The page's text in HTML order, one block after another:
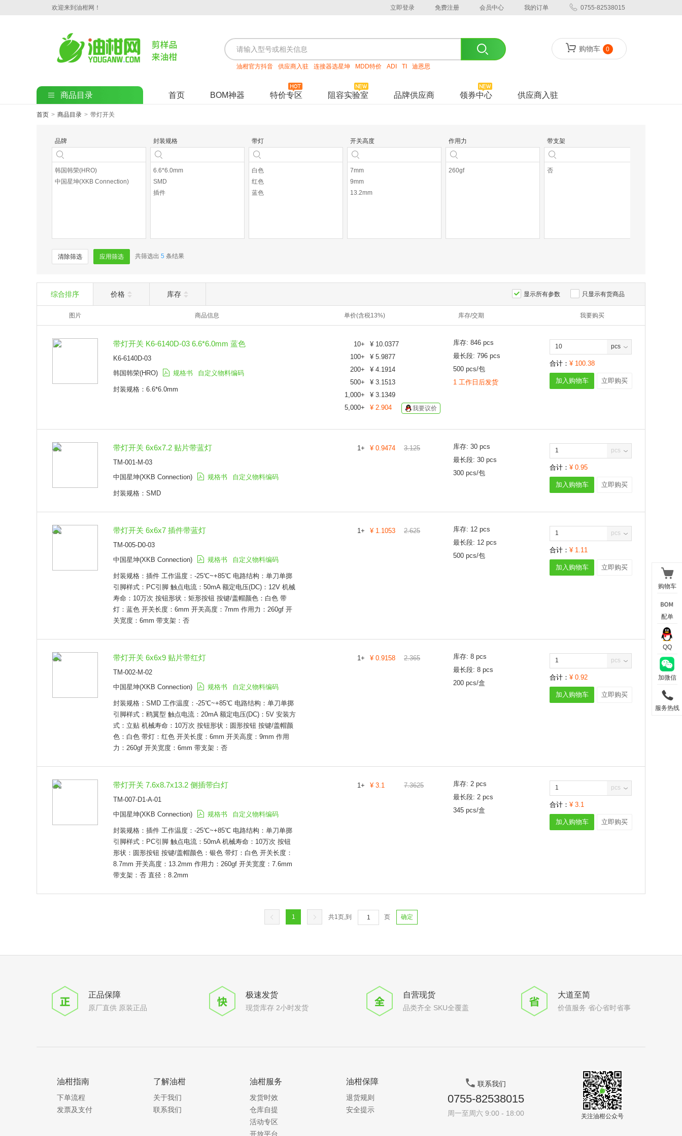
欢迎来到油柑网！ 立即登录 免费注册 会员中心 我的订单 0755-82538015
油柑官方抖音 供应商入驻 连接器选星坤 MDD特价 ADI TI 迪恩思
购物车 0
商品目录 首页 BOM神器 特价专区 阻容实验室 品牌供应商 领券中心 供应商入驻
首页 > 商品目录 > 带灯开关
品牌
韩国韩荣(HRO)
中国星坤(XKB Connection)
封装规格
6.6*6.0mm
SMD
插件
带灯
白色
红色
蓝色
开关高度
7mm
9mm
13.2mm
作用力
260gf
带支架
否
清除筛选 应用筛选 共筛选出 5 条结果
综合排序 价格 库存 显示所有参数 只显示有货商品
图片 商品信息 单价(含税13%) 库存/交期 我要购买
带灯开关 K6-6140D-03 6.6*6.0mm 蓝色
K6-6140D-03
韩国韩荣(HRO)
规格书 自定义物料编码
封装规格：6.6*6.0mm
10+ ¥ 10.0377
100+ ¥ 5.9877
200+ ¥ 4.1914
500+ ¥ 3.1513
1,000+ ¥ 3.1349
5,000+ ¥ 2.904 我要议价
库存: 846 pcs
最长段: 796 pcs
500 pcs/包
1 工作日后发货
pcs
合计： ¥ 100.38
加入购物车 立即购买
带灯开关 6x6x7.2 贴片带蓝灯
TM-001-M-03
中国星坤(XKB Connection)
规格书 自定义物料编码
封装规格：SMD
1+ ¥ 0.9474 3.125 库存: 30 pcs
最长段: 30 pcs
300 pcs/包
pcs
合计： ¥ 0.95
加入购物车 立即购买
带灯开关 6x6x7 插件带蓝灯
TM-005-D0-03
中国星坤(XKB Connection)
规格书 自定义物料编码
封装规格：插件 工作温度：-25℃~+85℃ 电路结构：单刀单掷
引脚样式：PC引脚 触点电流：50mA 额定电压(DC)：12V 机械
寿命：10万次 按钮形状：矩形按钮 按键/盖帽颜色：白色 带
灯：蓝色 开关长度：6mm 开关高度：7mm 作用力：260gf 开
关宽度：6mm 带支架：否
1+ ¥ 1.1053 2.625 库存: 12 pcs
最长段: 12 pcs
500 pcs/包
pcs
合计： ¥ 1.11
加入购物车 立即购买
带灯开关 6x6x9 贴片带红灯
TM-002-M-02
中国星坤(XKB Connection)
规格书 自定义物料编码
封装规格：SMD 工作温度：-25℃~+85℃ 电路结构：单刀单掷
引脚样式：鸥翼型 触点电流：20mA 额定电压(DC)：5V 安装方
式：立贴 机械寿命：10万次 按钮形状：圆形按钮 按键/盖帽颜
色：白色 带灯：红色 开关长度：6mm 开关高度：9mm 作用
力：260gf 开关宽度：6mm 带支架：否
1+ ¥ 0.9158 2.365 库存: 8 pcs
最长段: 8 pcs
200 pcs/盒
pcs
合计： ¥ 0.92
加入购物车 立即购买
带灯开关 7.6x8.7x13.2 侧插带白灯
TM-007-D1-A-01
中国星坤(XKB Connection)
规格书 自定义物料编码
封装规格：插件 工作温度：-25℃~+85℃ 电路结构：单刀单掷
引脚样式：PC引脚 触点电流：50mA 机械寿命：10万次 按钮
形状：圆形按钮 按键/盖帽颜色：银色 带灯：白色 开关长度：
8.7mm 开关高度：13.2mm 作用力：260gf 开关宽度：7.6mm
带支架：否 直径：8.2mm
1+ ¥ 3.1 7.3625 库存: 2 pcs
最长段: 2 pcs
345 pcs/盒
pcs
合计： ¥ 3.1
加入购物车 立即购买
1 共1页,到 页 确定
正品保障
原厂直供 原装正品
极速发货
现货库存 2小时发货
自营现货
品类齐全 SKU全覆盖
大道至简
价值服务 省心省时省事
油柑指南
下单流程
发票及支付
了解油柑
关于我们
联系我们
油柑服务
发货时效
仓库自提
活动专区
开放平台
油柑保障
退货规则
安全提示
联系我们
0755-82538015
周一至周六 9:00 - 18:00 关注油柑公众号
购物车
配单
QQ
加微信
服务热线